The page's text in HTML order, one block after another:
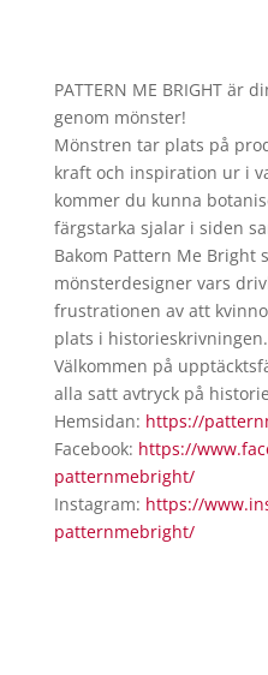
PATTERN ME BRIGHT är
genom mönster!
Mönstren tar plats på
kraft och inspiration ur i
kommer du kunna
färgstarka sjalar i siden
Bakom Pattern Me Bright
mönsterdesigner vars
frustrationen av att
plats i historieskrivningen.
Välkommen på
alla satt avtryck på
​Hemsidan: https://
Facebook: https://
patternmebright/
Instagram: https://
patternmebright/